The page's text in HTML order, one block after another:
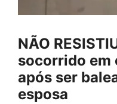
NÃO
socorrido em
após ser
esposa